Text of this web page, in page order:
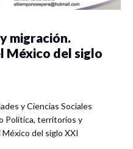
migración.
México del siglo
y Ciencias Sociales
Política, territorios y
del siglo XXI